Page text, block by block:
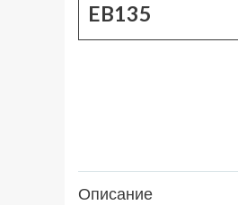
EB135
Описание